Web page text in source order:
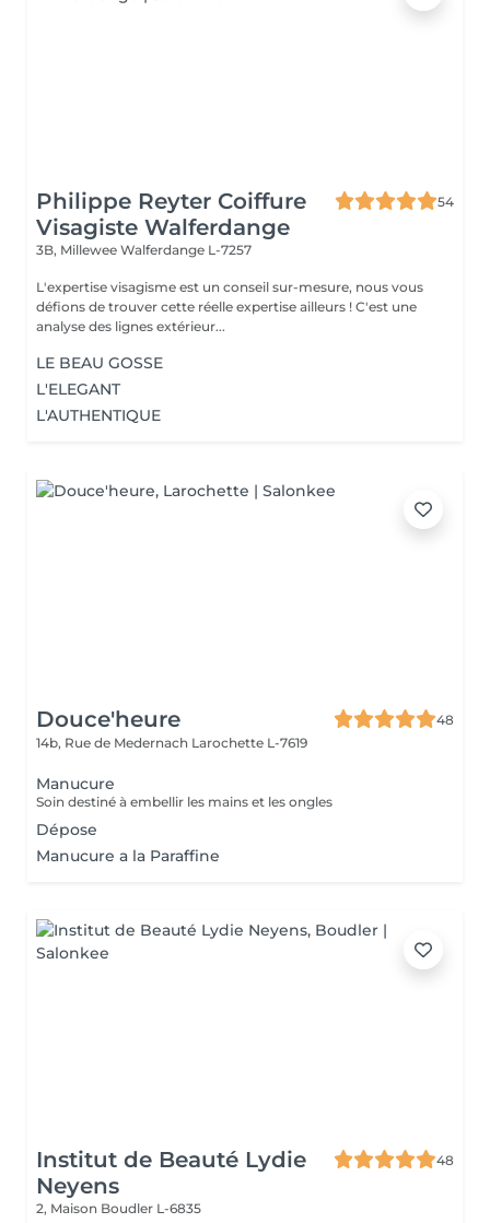
Philippe Reyter Coiffure
Visagiste Walferdange
54
3B, Millewee Walferdange L-7257
L'expertise visagisme est un conseil sur-mesure, nous vous
défions de trouver cette réelle expertise ailleurs ! C'est une
analyse des lignes extérieur...
LE BEAU GOSSE
L'ELEGANT
L'AUTHENTIQUE
Douce'heure
48
14b, Rue de Medernach Larochette L-7619
Manucure
Soin destiné à embellir les mains et les ongles
Dépose
Manucure a la Paraffine
Institut de Beauté Lydie
Neyens
48
2, Maison Boudler L-6835